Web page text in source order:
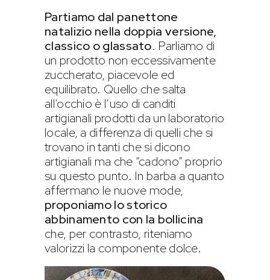
Partiamo dal panettone
natalizio nella doppia versione,
classico o glassato. Parliamo di
un prodotto non eccessivamente
zuccherato, piacevole ed
equilibrato. Quello che salta
all’occhio è l’uso di canditi
artigianali prodotti da un laboratorio
locale, a differenza di quelli che si
trovano in tanti che si dicono
artigianali ma che “cadono” proprio
su questo punto. In barba a quanto
affermano le nuove mode,
proponiamo lo storico
abbinamento con la bollicina
che, per contrasto, riteniamo
valorizzi la componente dolce.